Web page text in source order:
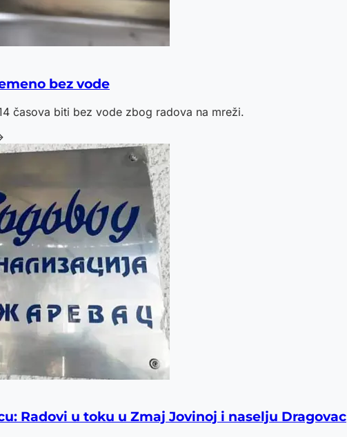
bez vode
časova biti bez vode zbog radova na mreži.
Radovi u toku u Zmaj Jovinoj i naselju Dragovac